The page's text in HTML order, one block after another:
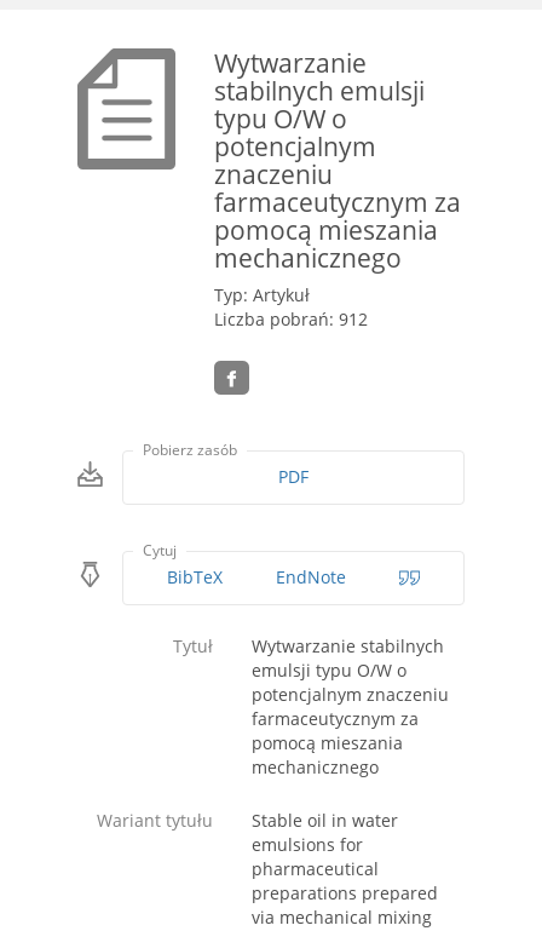
Wytwarzanie
stabilnych emulsji
typu O/W o
potencjalnym
znaczeniu
farmaceutycznym za
pomocą mieszania
mechanicznego
Typ: Artykuł
Liczba pobrań: 912
Pobierz zasób
PDF
Cytuj
BibTeX EndNote
Tytuł
Wytwarzanie stabilnych
emulsji typu O/W o
potencjalnym znaczeniu
farmaceutycznym za
pomocą mieszania
mechanicznego
Wariant tytułu
Stable oil in water
emulsions for
pharmaceutical
preparations prepared
via mechanical mixing